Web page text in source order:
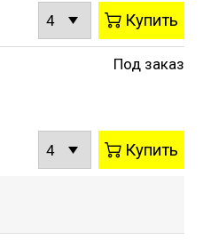
Купить
Под заказ
Купить